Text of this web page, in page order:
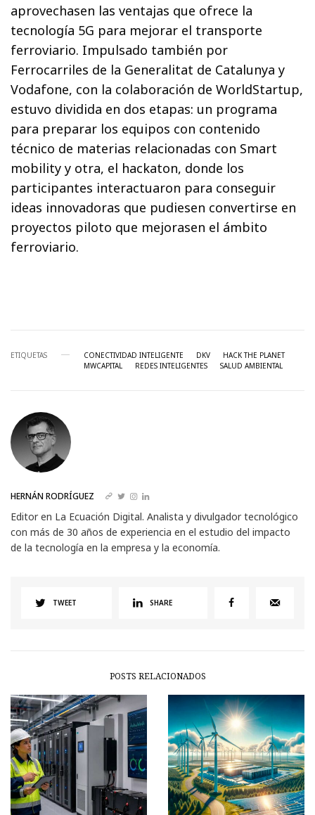
aprovechasen las ventajas que ofrece la
tecnología 5G para mejorar el transporte
ferroviario. Impulsado también por
Ferrocarriles de la Generalitat de Catalunya y
Vodafone, con la colaboración de WorldStartup,
estuvo dividida en dos etapas: un programa
para preparar los equipos con contenido
técnico de materias relacionadas con Smart
mobility y otra, el hackaton, donde los
participantes interactuaron para conseguir
ideas innovadoras que pudiesen convertirse en
proyectos piloto que mejorasen el ámbito
ferroviario.
ETIQUETAS CONECTIVIDAD INTELIGENTE DKV
HACK THE PLANET
MWCAPITAL
REDES INTELIGENTES SALUD AMBIENTAL
HERNÁN RODRÍGUEZ
Editor en La Ecuación Digital. Analista y divulgador tecnológico
con más de 30 años de experiencia en el estudio del impacto
de la tecnología en la empresa y la economía.
TWEET SHARE
POSTS RELACIONADOS